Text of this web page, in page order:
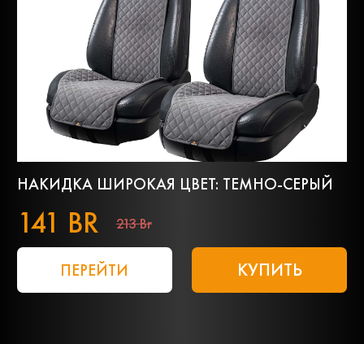
НАКИДКА ШИРОКАЯ ЦВЕТ: ТЕМНО-СЕРЫЙ
141 BR 213 Br
ПЕРЕЙТИ КУПИТЬ